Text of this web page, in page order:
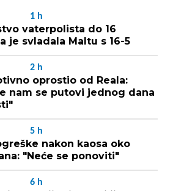
1 h
vaterpolista do 16
je svladala Maltu s 16-5
2 h
oprostio od Reala:
nam se putovi jednog dana
5 h
nakon kaosa oko
"Neće se ponoviti"
6 h